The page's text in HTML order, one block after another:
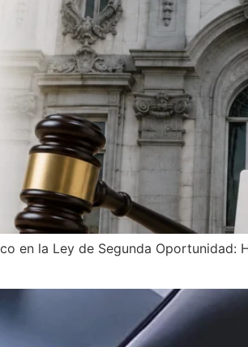
en la Ley de Segunda Oportunidad: